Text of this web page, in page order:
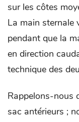
sur les côtes
La main sternale
pendant que la
en direction
technique des
Rappelons-nous
sac antérieurs ;